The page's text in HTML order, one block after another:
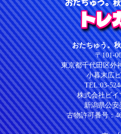
トレ
おたちゅう。
〒101-
東京都千代田区外
小暮末広
TEL:03-
株式会社ビイ
新潟県公安
古物許可番号：